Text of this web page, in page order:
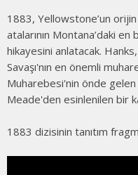
1883, Yellowstone’un
atalarının Montana’daki
hikayesini anlatacak.
Savaşı'nın en önemli
Muharebesi'nin önde
Meade'den esinlenilen bir
1883 dizisinin tanıtım